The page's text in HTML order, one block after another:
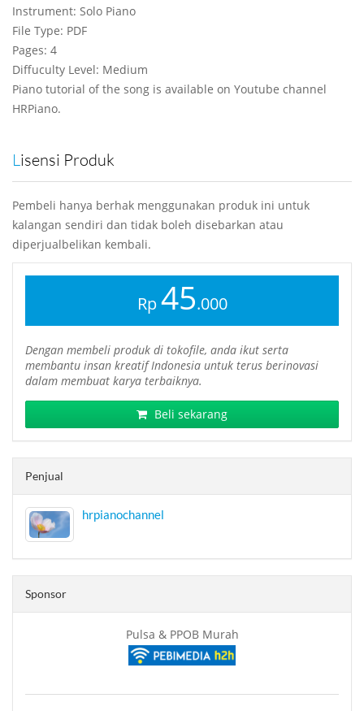
Instrument: Solo Piano
File Type: PDF
Pages: 4
Diffuculty Level: Medium
Piano tutorial of the song is available on Youtube channel
HRPiano.
Lisensi Produk
Pembeli hanya berhak menggunakan produk ini untuk
kalangan sendiri dan tidak boleh disebarkan atau
diperjualbelikan kembali.
Rp45.000
Dengan membeli produk di tokofile, anda ikut serta
membantu insan kreatif Indonesia untuk terus berinovasi
dalam membuat karya terbaiknya.
Beli sekarang
Penjual
hrpianochannel
Sponsor
Pulsa & PPOB Murah